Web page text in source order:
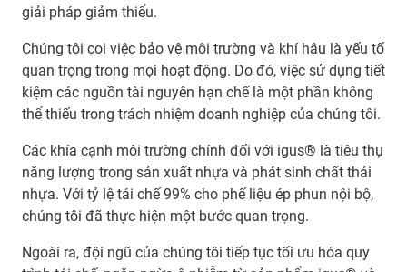
giải pháp giảm thiểu.
Chúng tôi coi việc bảo vệ môi trường và khí hậu là yếu tố
quan trọng trong mọi hoạt động. Do đó, việc sử dụng tiết
kiệm các nguồn tài nguyên hạn chế là một phần không
thể thiếu trong trách nhiệm doanh nghiệp của chúng tôi.
Các khía cạnh môi trường chính đối với igus® là tiêu thụ
năng lượng trong sản xuất nhựa và phát sinh chất thải
nhựa. Với tỷ lệ tái chế 99% cho phế liệu ép phun nội bộ,
chúng tôi đã thực hiện một bước quan trọng.
Ngoài ra, đội ngũ của chúng tôi tiếp tục tối ưu hóa quy